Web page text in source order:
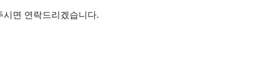
면 연락드리겠습니다.